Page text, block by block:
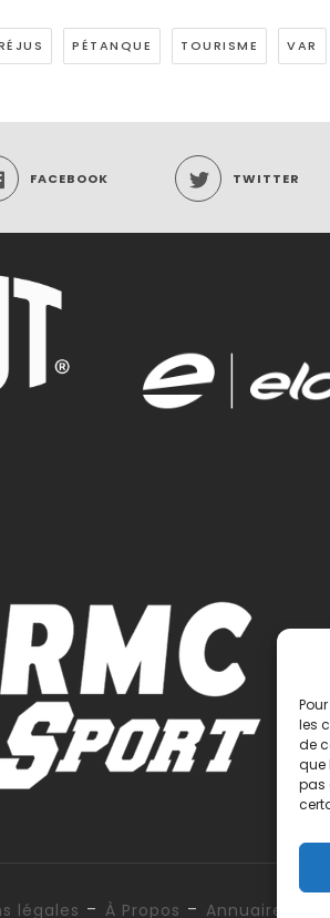
les
de
que
pas
PÉTANQUE TOURISME VAR
FACEBOOK TWITTER
légales - À Propos - Annuaire des